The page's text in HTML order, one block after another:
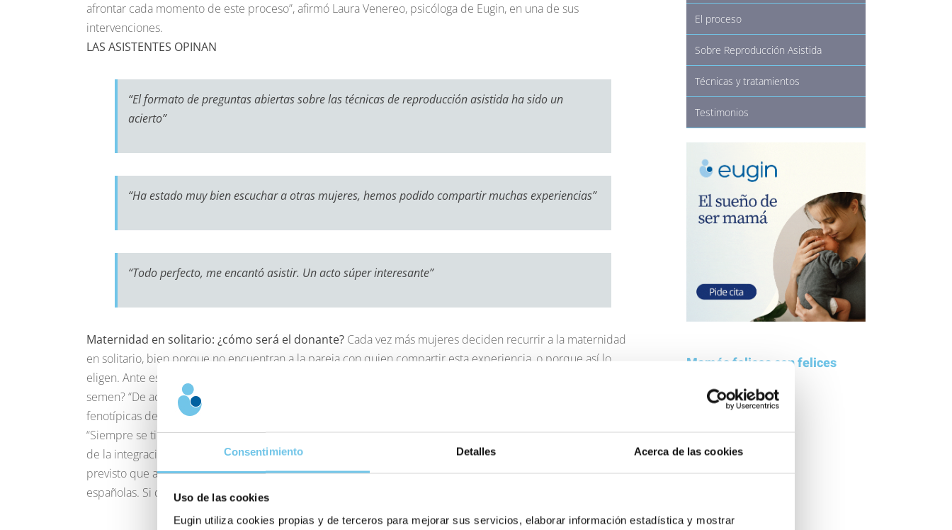
Consentimiento Detalles Acerca de las cookies
Uso de las cookies
Eugin utiliza cookies propias y de terceros para mejorar sus servicios, elaborar información estadística y mostrar
afrontar cada momento de este proceso”, afirmó Laura Venereo, psicóloga de Eugin, en una de sus
intervenciones.
LAS ASISTENTES OPINAN
“El formato de preguntas abiertas sobre las técnicas de reproducción asistida ha sido un
acierto”
“Ha estado muy bien escuchar a otras mujeres, hemos podido compartir muchas experiencias”
“Todo perfecto, me encantó asistir. Un acto súper interesante”
Maternidad en solitario: ¿cómo será el donante? Cada vez más mujeres deciden recurrir a la maternidad
en solitario, bien porque no encuentran a la pareja con quien compartir esta experiencia, o porque así lo
eligen. Ante este escenario, una duda asaltó a las asistentes de forma unánime: ¿quién elige al donante de
semen? “De acuerdo con la ley, el equipo médico se encarga de asignar un donante afín a las características
fenotípicas de la madre”, explicó Amelia Rodríguez.
“Siempre se tienen en cuenta las características físicas generales, el equipo médico así lo asegura en beneficio
de la integración del menor en el entorno familiar”, añadió Manuel Izquierdo.Próximas ediciones
previsto que a este primer encuentro le sigan próximamente más sesiones, en Madrid y en otras ciudades
españolas. Si deseas que te mantengamos informada,
El proceso
Sobre Reproducción Asistida
Técnicas y tratamientos
Testimonios
Mamás felices con felices
Clínica Eugin. No dudaremos en
las personas que nos han atendido